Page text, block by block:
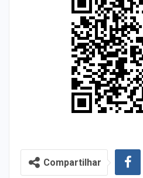
Compartilhar